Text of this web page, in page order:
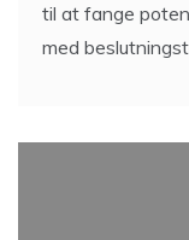
til at fange
med